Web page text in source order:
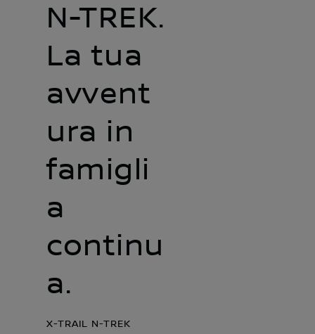
N-TREK.
La tua
avvent
ura in
famigli
a
continu
a.
X-TRAIL N-TREK